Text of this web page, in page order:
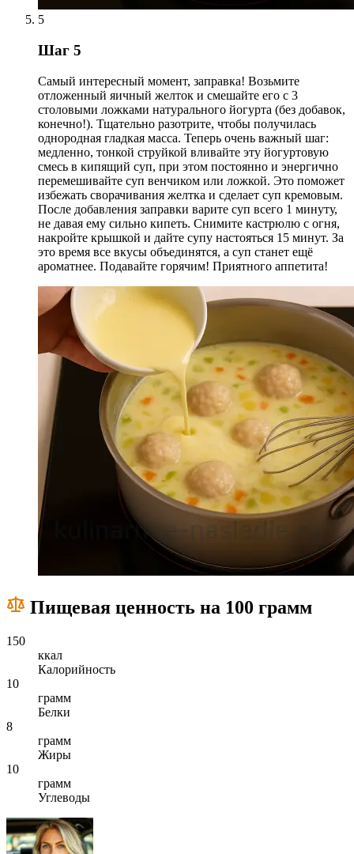
5
Шаг 5
Самый интересный момент, заправка! Возьмите
отложенный яичный желток и смешайте его с 3
столовыми ложками натурального йогурта (без добавок,
конечно!). Тщательно разотрите, чтобы получилась
однородная гладкая масса. Теперь очень важный шаг:
медленно, тонкой струйкой вливайте эту йогуртовую
смесь в кипящий суп, при этом постоянно и энергично
перемешивайте суп венчиком или ложкой. Это поможет
избежать сворачивания желтка и сделает суп кремовым.
После добавления заправки варите суп всего 1 минуту,
не давая ему сильно кипеть. Снимите кастрюлю с огня,
накройте крышкой и дайте супу настояться 15 минут. За
это время все вкусы объединятся, а суп станет ещё
ароматнее. Подавайте горячим! Приятного аппетита!
Пищевая ценность на 100 грамм
150
ккал
Калорийность
10
грамм
Белки
8
грамм
Жиры
10
грамм
Углеводы